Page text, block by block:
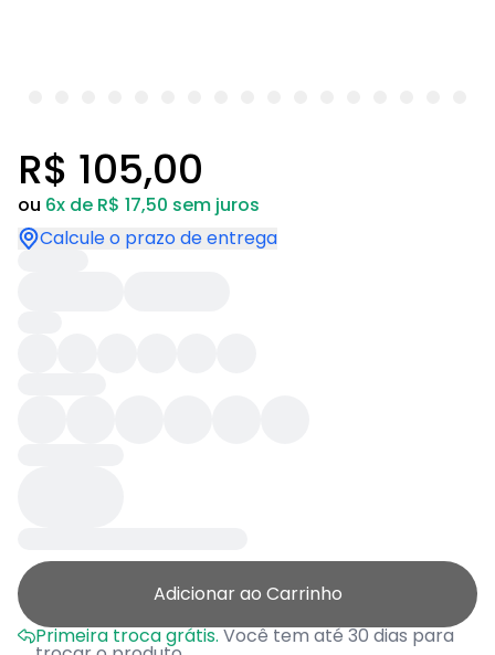
R$ 105,00
ou 6x de R$ 17,50 sem juros
Calcule o prazo de entrega
Adicionar ao Carrinho
Primeira troca grátis.Você tem até 30 dias para